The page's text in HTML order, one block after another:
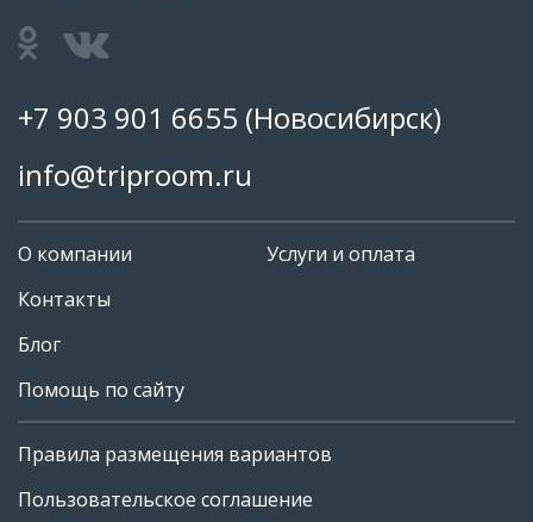
+7 903 901 6655
+7 903 901 6655 (Новосибирск)
info@triproom.ru
О компании
Контакты
Блог
Помощь по сайту
Услуги и оплата
Правила размещения вариантов
Пользовательское соглашение